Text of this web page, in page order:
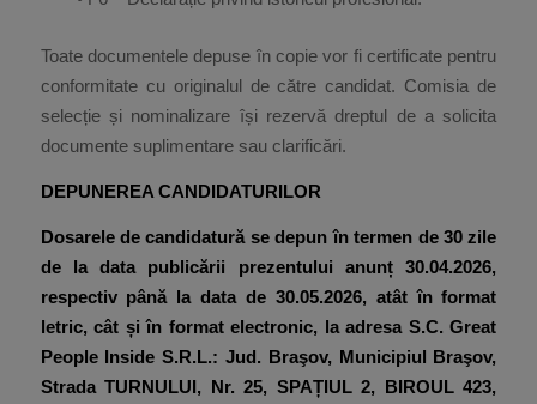
Toate documentele depuse în copie vor fi certificate pentru
conformitate cu originalul de către candidat. Comisia de
selecție și nominalizare își rezervă dreptul de a solicita
documente suplimentare sau clarificări.
DEPUNEREA CANDIDATURILOR
Dosarele de candidatură se depun în termen de 30 zile
de la data publicării prezentului anunț 30.04.2026,
respectiv până la data de 30.05.2026, atât în format
letric, cât și în format electronic, la adresa S.C. Great
People Inside S.R.L.: Jud. Braşov, Municipiul Braşov,
Strada TURNULUI, Nr. 25, SPAȚIUL 2, BIROUL 423,